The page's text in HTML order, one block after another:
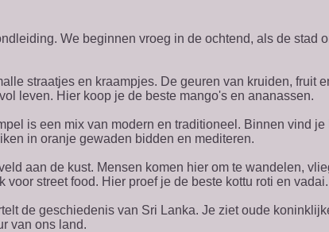
We beginnen vroeg in de ochtend, als de stad
straatjes en kraampjes. De geuren van kruiden, fruit
leven. Hier koop je de beste mango's en ananassen.
is een mix van modern en traditioneel. Binnen vind
in oranje gewaden bidden en mediteren.
aan de kust. Mensen komen hier om te wandelen,
street food. Hier proef je de beste kottu roti en vadai.
de geschiedenis van Sri Lanka. Je ziet oude
van ons land.